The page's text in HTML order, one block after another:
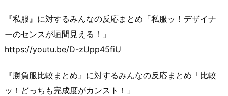
『私服』に対するみんなの反応まとめ「私服ッ！デザイナ
ーのセンスが垣間見える！」
https://youtu.be/D-zUpp45fiU
『勝負服比較まとめ』に対するみんなの反応まとめ「比較
ッ！どっちも完成度がカンスト！」